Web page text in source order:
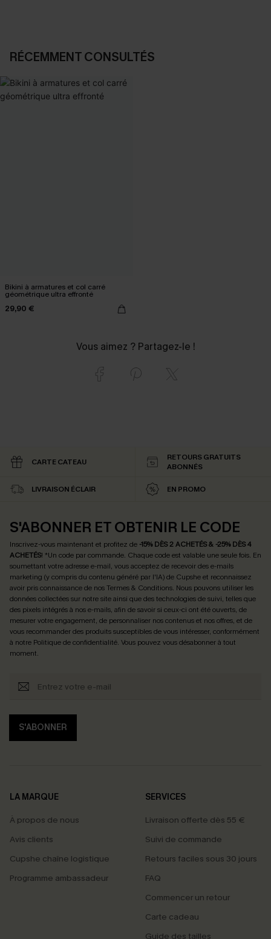
RÉCEMMENT CONSULTÉS
Bikini à armatures et col carré
géométrique ultra effronté
29,90 €
Vous aimez ? Partagez-le !
CARTE CATEAU
RETOURS GRATUITS
ABONNÉS
LIVRAISON ÉCLAIR EN PROMO
S'ABONNER ET OBTENIR LE CODE
Inscrivez-vous maintenant et profitez de -15% DÈS 2 ACHETÉS & -25% DÈS 4
ACHETÉS! *Un code par commande. Chaque code est valable une seule fois. En
soumettant votre adresse e-mail, vous acceptez de recevoir des e-mails
marketing (y compris du contenu généré par l'IA) de Cupshe et reconnaissez
avoir pris connaissance de nosTermes & Conditions. Nous pouvons utiliser les
données collectées sur notre site ainsi que des technologies de suivi, telles que
des pixels intégrés à nos e-mails, afin de savoir si ceux-ci ont été ouverts, de
mesurer votre engagement, de personnaliser nos contenus et nos offres, et de
vous recommander des produits susceptibles de vous intéresser, conformément
à notre Politique de confidentialité. Vous pouvez vous désabonner à tout
moment.
S'ABONNER
LA MARQUE
À propos de nous
Avis clients
Cupshe chaîne logistique
Programme ambassadeur
SERVICES
Livraison offerte dès 55 €
Suivi de commande
Retours faciles sous 30 jours
FAQ
Commencer un retour
Carte cadeau
Guide des tailles